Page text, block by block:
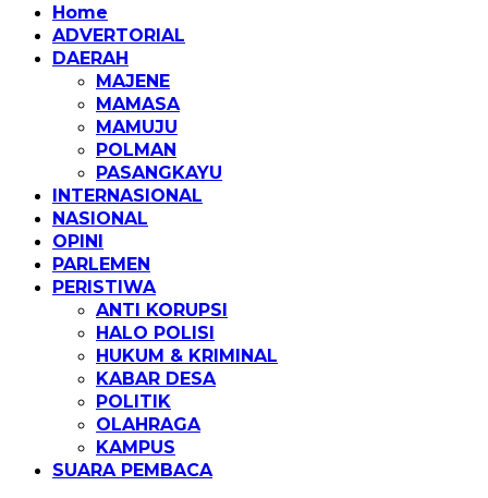
Home
ADVERTORIAL
DAERAH
MAJENE
MAMASA
MAMUJU
POLMAN
PASANGKAYU
INTERNASIONAL
NASIONAL
OPINI
PARLEMEN
PERISTIWA
ANTI KORUPSI
HALO POLISI
HUKUM & KRIMINAL
KABAR DESA
POLITIK
OLAHRAGA
KAMPUS
SUARA PEMBACA